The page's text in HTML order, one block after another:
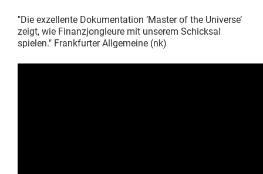
"Die exzellente Dokumentation ’Master of the Universe’
zeigt, wie Finanzjongleure mit unserem Schicksal
spielen." Frankfurter Allgemeine (nk)